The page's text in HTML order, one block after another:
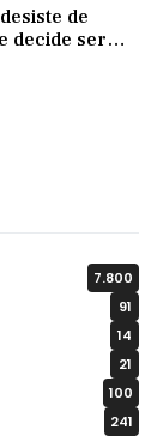
de
decide ser
7.800
91
14
21
100
241